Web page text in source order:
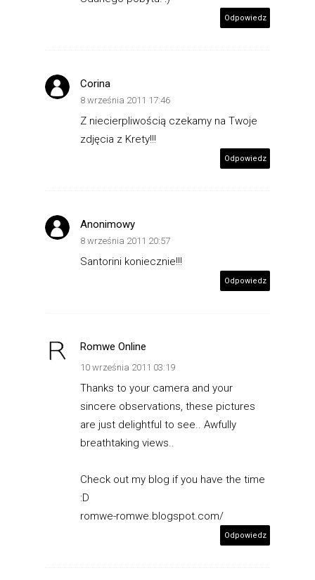
Odpowiedz
Corina
8 września 2011 17:46
Z niecierpliwością czekamy na Twoje
zdjęcia z Krety!!!
Odpowiedz
Anonimowy
8 września 2011 20:57
Santorini koniecznie!!!
Odpowiedz
Romwe Online
10 września 2011 03:19
Thanks to your camera and your
sincere observations, these pictures
are just delightful to see.. Awfully
breathtaking views..
Check out my blog if you have the time
:D
romwe-romwe.blogspot.com/
Odpowiedz